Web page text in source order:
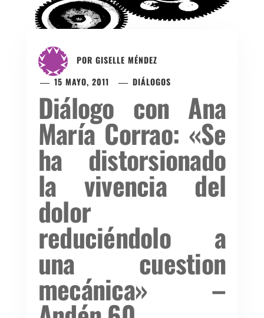
POR GISELLE MÉNDEZ
15 MAYO, 2011
DIÁLOGOS
Diálogo con Ana
María Corrao: «Se
ha distorsionado
la vivencia del
dolor
reduciéndolo a
una cuestion
mecánica» –